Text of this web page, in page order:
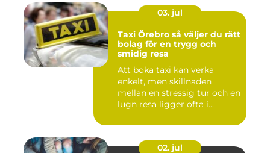
03. jul
Taxi Örebro så väljer du rätt
bolag för en trygg och
smidig resa
Att boka taxi kan verka
enkelt, men skillnaden
mellan en stressig tur och en
lugn resa ligger ofta i...
02. jul